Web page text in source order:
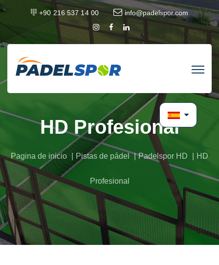
+90 216 537 14 00 info@padelspor.com
HD Profesional
Pagina de inicio Pistas de pádel Padelspor HD HD
Profesional